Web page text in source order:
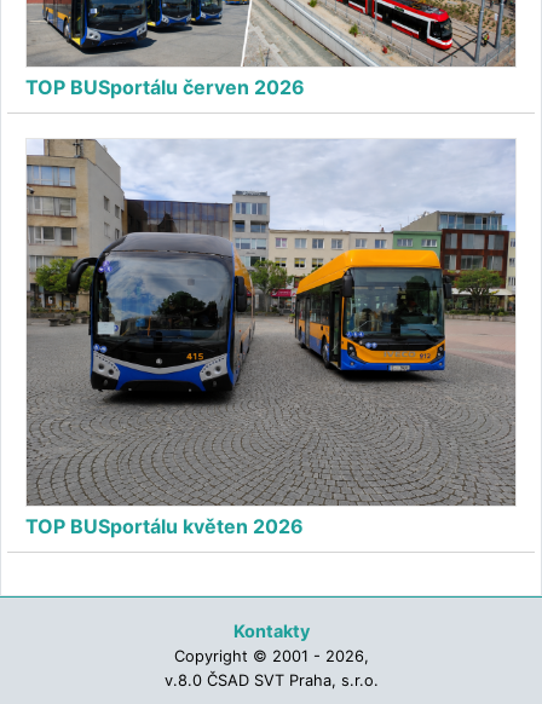
TOP BUSportálu červen 2026
TOP BUSportálu květen 2026
Kontakty
Copyright © 2001 - 2026,
v.8.0 ČSAD SVT Praha, s.r.o.